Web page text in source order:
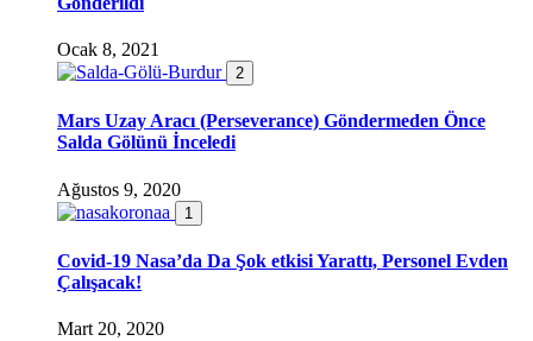
Ocak 8, 2021
2
Mars Uzay Aracı (Perseverance) Göndermeden Önce
Salda Gölünü İnceledi
Ağustos 9, 2020
1
Covid-19 Nasa’da Da Şok etkisi Yarattı, Personel Evden
Çalışacak!
Mart 20, 2020